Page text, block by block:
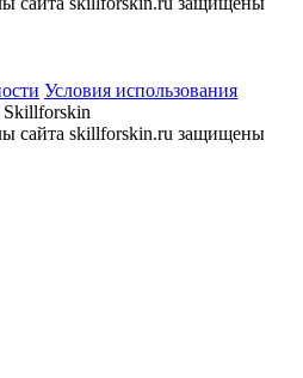
Условия использования
сайта skillforskin.ru защищены